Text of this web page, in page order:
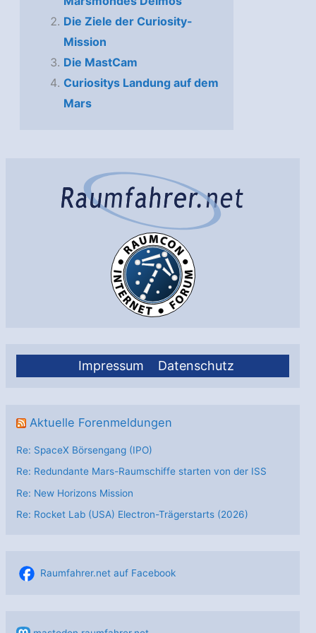
Impressum Datenschutz
Aktuelle Forenmeldungen
Re: SpaceX Börsengang (IPO)
Re: Redundante Mars-Raumschiffe starten von der ISS
Re: New Horizons Mission
Re: Rocket Lab (USA) Electron-Trägerstarts (2026)
Raumfahrer.net auf Facebook
Die Ziele der Curiosity-
Mission
Die MastCam
Curiositys Landung auf dem
Mars